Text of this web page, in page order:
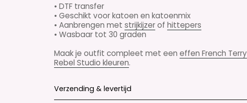
• DTF transfer
• Geschikt voor katoen en katoenmix
• Aanbrengen met strijkijzerof hittepers
• Wasbaar tot 30 graden
Maak je outfit compleet met een effen French Terry
Rebel Studio kleuren.
Verzending & levertijd